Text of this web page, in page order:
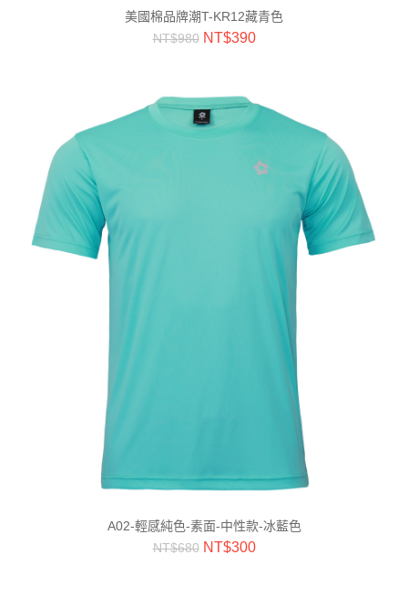
美國棉品牌潮T-KR12藏青色
NT$980 NT$390
A02-輕感純色-素面-中性款-冰藍色
NT$680 NT$300